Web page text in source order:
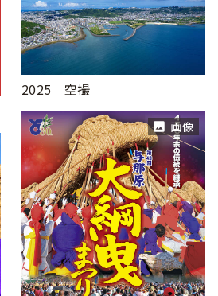
2025 空撮
画像